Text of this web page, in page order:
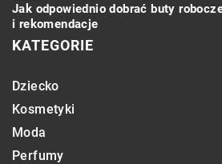
Jak odpowiednio dobrać buty
i rekomendacje
KATEGORIE
Dziecko
Kosmetyki
Moda
Perfumy